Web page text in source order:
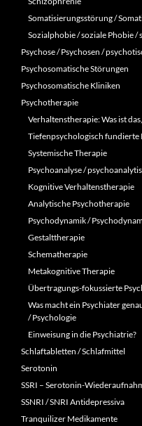
Somatisierungsstörung /
Sozialphobie / soziale Phobie /
Psychose / Psychosen /
Psychosomatische Störungen
Psychosomatische Kliniken
Psychotherapie
Verhaltenstherapie: Was ist
Tiefenpsychologisch fundierte
Systemische Therapie
Psychoanalyse /
Kognitive Verhaltenstherapie
Analytische Psychotherapie
Psychodynamik /
Gestalttherapie
Schematherapie
Metakognitive Therapie
Übertragungs-fokussierte
Was macht ein Psychiater
/ Psychologie
Einweisung in die Psychiatrie?
Schlaftabletten / Schlafmittel
Serotonin
SSRI – Serotonin-
SSNRI / SNRI Antidepressiva
Tranquilizer Medikamente